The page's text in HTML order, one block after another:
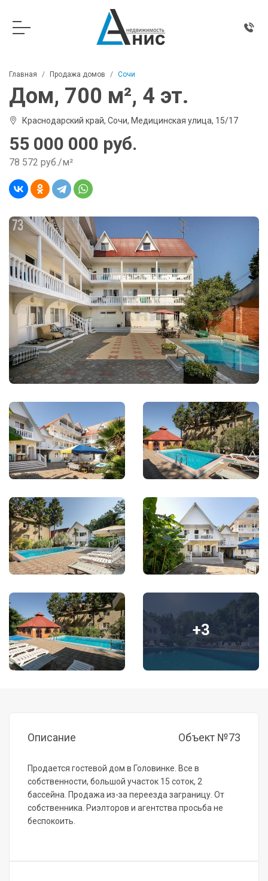
Главная Продажа домов Сочи
Дом, 700 м², 4 эт.
Краснодарский край, Сочи, Медицинская улица, 15/17
55 000 000 руб.
78 572 руб./м²
+3
Описание Объект №73
Продается гостевой дом в Головинке. Все в
собственности, большой участок 15 соток, 2
бассейна. Продажа из-за переезда заграницу. От
собственника. Риэлторов и агентства просьба не
беспокоить.